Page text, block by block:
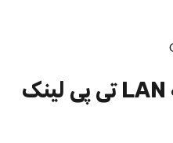
تبدیل USB3 به LAN تی پی لینک